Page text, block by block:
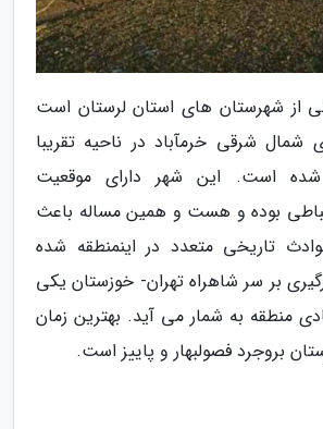
از شهرستان های استان لرستان است
کیلومتری شمال شرقی خرمآباد در ناحیه تقریبا
شده است. این شهر دارای موقعیت
بوده و هست و همین مساله باعث
تاریخی متعدد در اینمنطقه شده
بر سر شاهراه تهران- خوزستان یکی
منطقه به شمار می آید. بهترین زمان
بروجرد فصولبهار و پاییز است.